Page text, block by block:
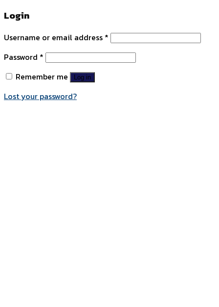
Login
Username or email address *
Password *
Remember me
Log in
Lost your password?